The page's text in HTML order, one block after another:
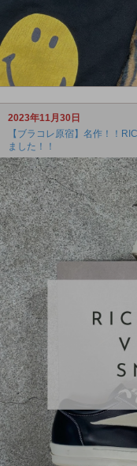
2023年11月30日
【ブラコレ原宿】名作！！
ました！！